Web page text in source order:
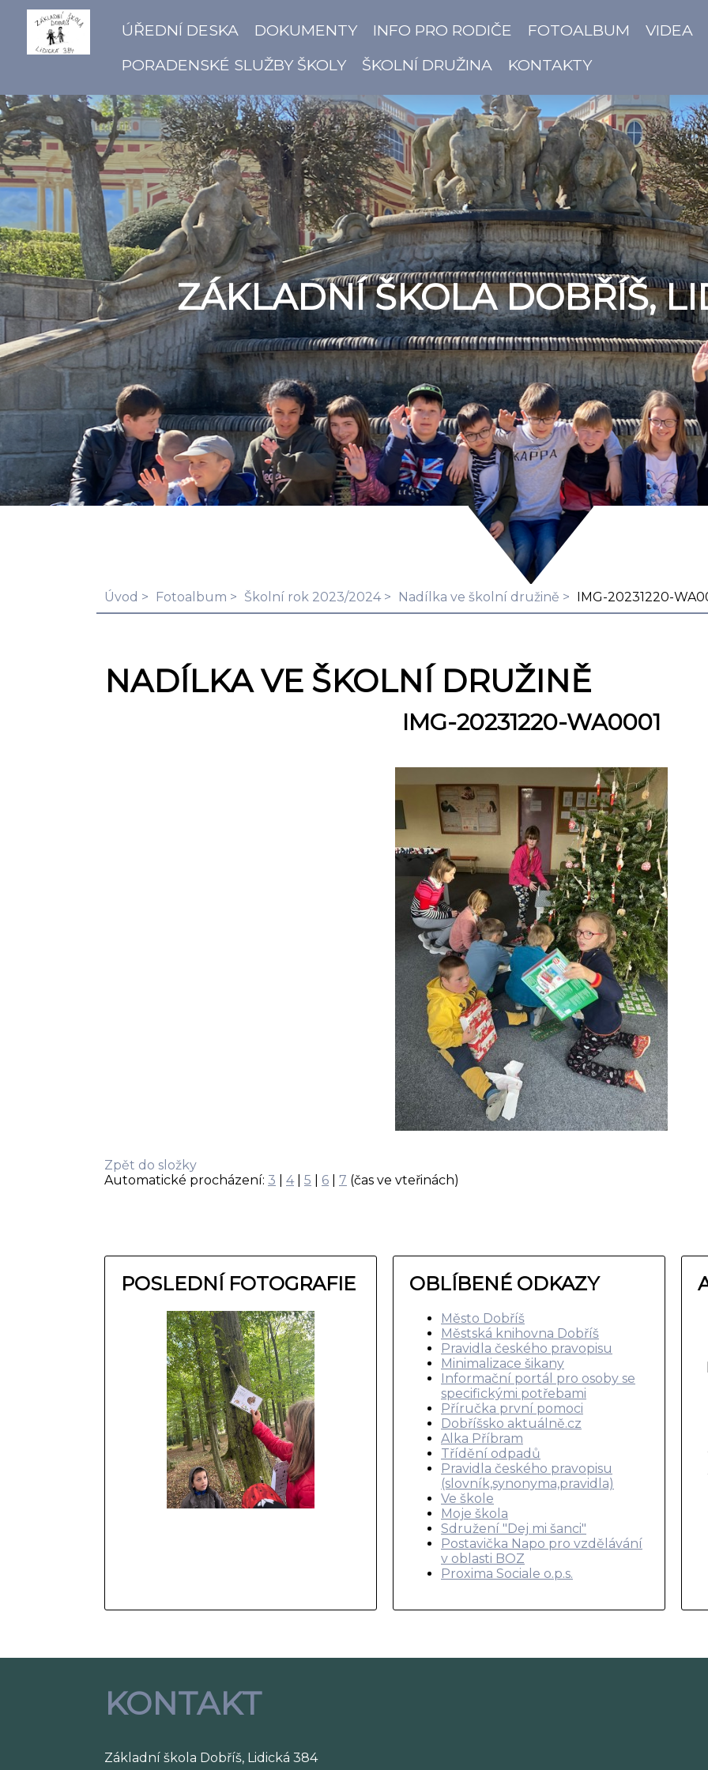
ÚŘEDNÍ DESKA DOKUMENTY INFO PRO RODIČE FOTOALBUM
VIDEA
PORADENSKÉ SLUŽBY ŠKOLY
ŠKOLNÍ DRUŽINA KONTAKTY
ZÁKLADNÍ ŠKOLA DOBŘÍŠ,
Úvod Fotoalbum Školní rok 2023/2024 Nadílka ve školní družině IMG-20231220-
NADÍLKA VE ŠKOLNÍ DRUŽINĚ
IMG-20231220-WA0001
Zpět do složky
Automatické procházení: 3 4| 5 6 7 (čas ve vteřinách)
POSLEDNÍ FOTOGRAFIE OBLÍBENÉ ODKAZY
Město Dobříš
Městská knihovna Dobříš
Pravidla českého pravopisu
Minimalizace šikany
Informační portál pro osoby se
specifickými potřebami
Příručka první pomoci
Dobříšsko aktuálně.cz
Alka Příbram
Třídění odpadů
Pravidla českého pravopisu
(slovník,synonyma,pravidla)
Ve škole
Moje škola
Sdružení "Dej mi šanci"
Postavička Napo pro vzdělávání
v oblasti BOZ
Proxima Sociale o.p.s.
KONTAKT
Základní škola Dobříš, Lidická 384